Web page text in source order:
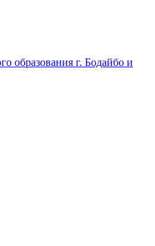
образования г. Бодайбо и